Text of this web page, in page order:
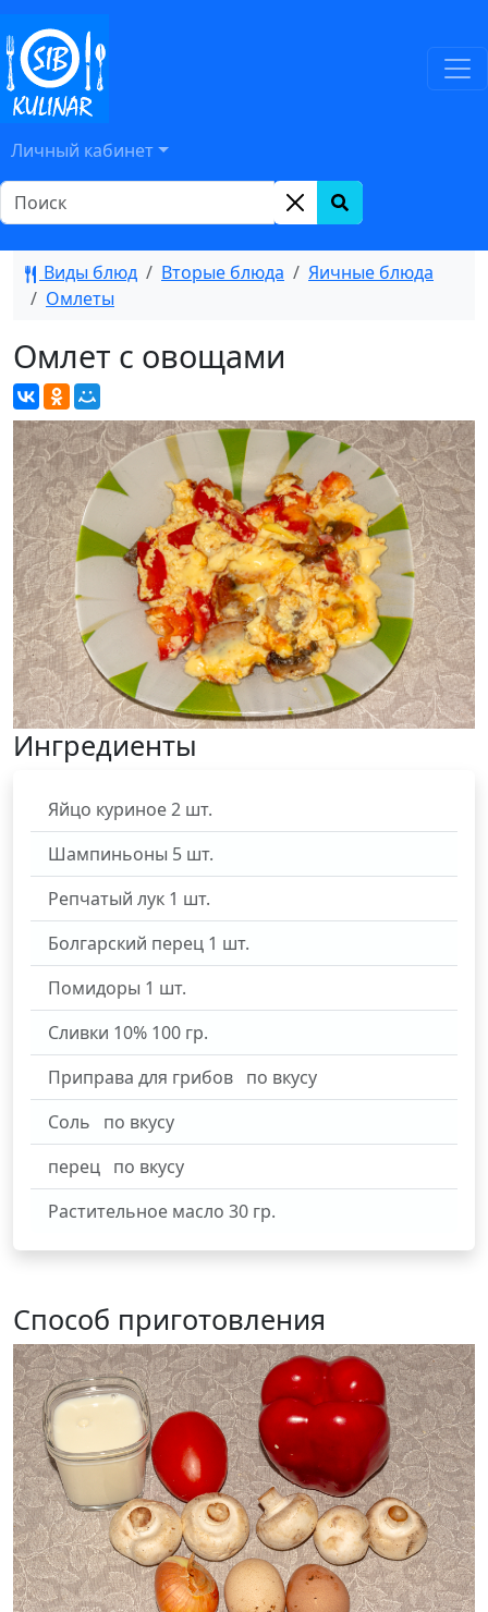
Личный кабинет
Виды блюд Вторые блюда
Яичные блюда
Омлеты
Омлет с овощами
Ингредиенты
Яйцо куриное2 шт.
Шампиньоны 5 шт.
Репчатый лук 1 шт.
Болгарский перец 1 шт.
Помидоры 1 шт.
Сливки 10% 100 гр.
Приправа для грибов по вкусу
Соль
по вкусу
перец по вкусу
Растительное масло 30 гр.
Способ приготовления